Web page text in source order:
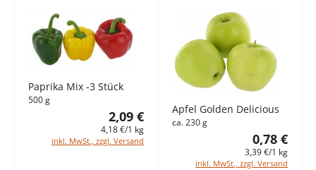
Paprika Mix -3 Stück
500 g
2,09 €
4,18 €/1 kg
inkl. MwSt., zzgl. Versand
Apfel Golden Delicious
ca. 230 g
0,78 €
3,39 €/1 kg
inkl. MwSt., zzgl. Versand